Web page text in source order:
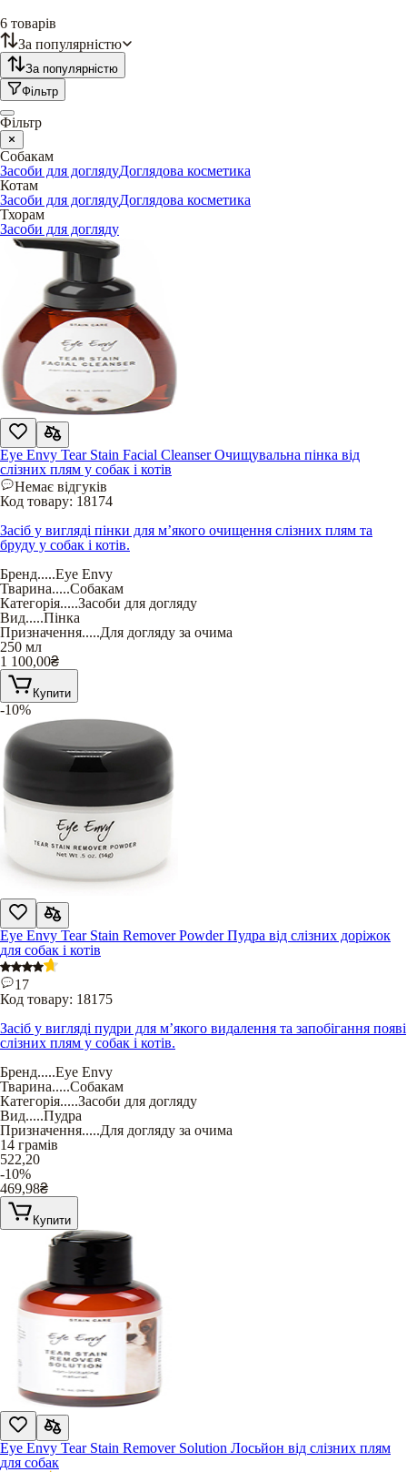
6 товарів
За популярністю
За популярністю
Фільтр
Фільтр
Собакам
Засоби для доглядуДоглядова косметика
Котам
Засоби для доглядуДоглядова косметика
Тхорам
Засоби для догляду
Eye Envy Tear Stain Facial Cleanser Очищувальна пінка від
слізних плям у собак і котів
Немає відгуків
Код товару: 18174
Засіб у вигляді пінки для м’якого очищення слізних плям та
бруду у собак і котів.
Бренд.....Eye Envy
Тварина.....Собакам
Категорія.....Засоби для догляду
Вид.....Пінка
Призначення.....Для догляду за очима
250 мл
1 100,00₴
Купити
-10%
Eye Envy Tear Stain Remover Powder Пудра від слізних доріжок
для собак і котів
17
Код товару: 18175
Засіб у вигляді пудри для м’якого видалення та запобігання появі
слізних плям у собак і котів.
Бренд.....Eye Envy
Тварина.....Собакам
Категорія.....Засоби для догляду
Вид.....Пудра
Призначення.....Для догляду за очима
14 грамів
522,20
-10%
469,98₴
Купити
Eye Envy Tear Stain Remover Solution Лосьйон від слізних плям
для собак